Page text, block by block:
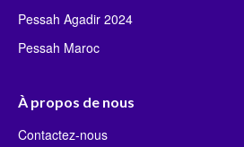
Pessah Agadir 2024
Pessah Maroc
À propos de nous
Contactez-nous